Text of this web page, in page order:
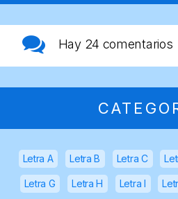
Hay 24 comentarios
Letra A Letra B Letra C
Letra G Letra H Letra I